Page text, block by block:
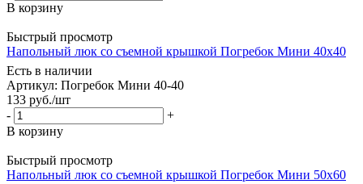
В корзину
Быстрый просмотр
Напольный люк со съемной крышкой Погребок Мини 40х40
Есть в наличии
Артикул: Погребок Мини 40-40
133 руб./шт
-
+
В корзину
Быстрый просмотр
Напольный люк со съемной крышкой Погребок Мини 50х60